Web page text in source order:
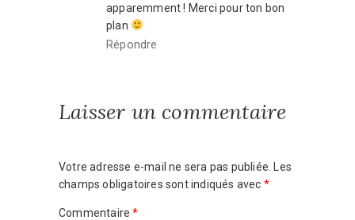
apparemment ! Merci pour ton bon
plan
Répondre
Laisser un commentaire
Votre adresse e-mail ne sera pas publiée.
Les
champs obligatoires sont indiqués avec *
Commentaire*